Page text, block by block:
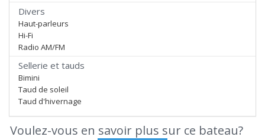
Divers
Haut-parleurs
Hi-Fi
Radio AM/FM
Sellerie et tauds
Bimini
Taud de soleil
Taud d'hivernage
Voulez-vous en savoir plus sur ce bateau?